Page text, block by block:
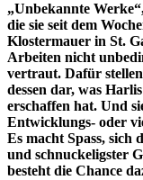
„Unbekannte
die sie seit dem
Klostermauer in St.
Arbeiten nicht
vertraut. Dafür
dessen dar, was
erschaffen hat. Und
Entwicklungs- oder
Es macht Spass, sich
und schnuckeligster
besteht die Chance